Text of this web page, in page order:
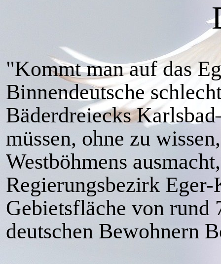
"Kommt man auf das
Binnendeutsche
Bäderdreiecks
müssen, ohne zu
Westböhmens
Regierungsbezirk
Gebietsfläche von rund
deutschen Bewohnern